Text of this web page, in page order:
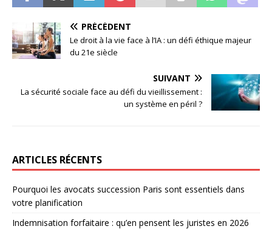
PRÉCÉDENT
Le droit à la vie face à l’IA : un défi éthique majeur
du 21e siècle
SUIVANT
La sécurité sociale face au défi du vieillissement :
un système en péril ?
ARTICLES RÉCENTS
Pourquoi les avocats succession Paris sont essentiels dans
votre planification
Indemnisation forfaitaire : qu’en pensent les juristes en 2026